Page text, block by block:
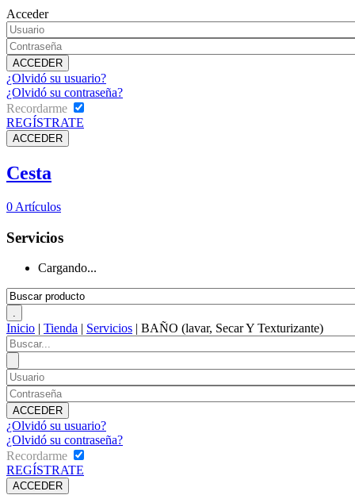
Acceder
¿Olvidó su usuario?
¿Olvidó su contraseña?
Recordarme
REGÍSTRATE
Cesta
0 Artículos
Servicios
Cargando...
Inicio | Tienda | Servicios | BAÑO (lavar, Secar Y Texturizante)
¿Olvidó su usuario?
¿Olvidó su contraseña?
Recordarme
REGÍSTRATE